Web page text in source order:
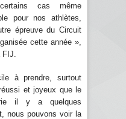
cas même
pour nos athlètes,
épreuve du Circuit
cette année »,
à prendre, surtout
et joyeux que le
il y a quelques
nous pouvons voir la